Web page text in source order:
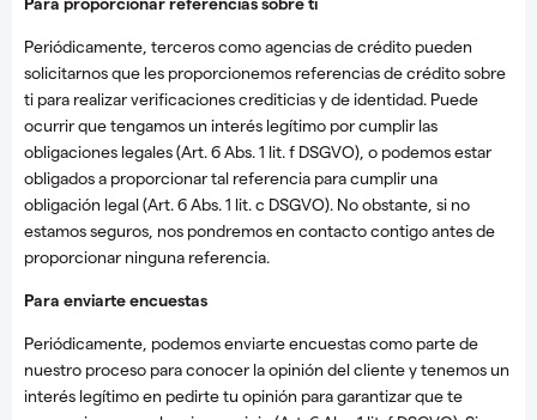
Periódicamente, terceros como agencias de crédito pueden
solicitarnos que les proporcionemos referencias de crédito sobre
ti para realizar verificaciones crediticias y de identidad. Puede
ocurrir que tengamos un interés legítimo por cumplir las
obligaciones legales (Art. 6 Abs. 1 lit. f DSGVO), o podemos estar
obligados a proporcionar tal referencia para cumplir una
obligación legal (Art. 6 Abs. 1 lit. c DSGVO). No obstante, si no
estamos seguros, nos pondremos en contacto contigo antes de
proporcionar ninguna referencia.
Para enviarte encuestas
Periódicamente, podemos enviarte encuestas como parte de
nuestro proceso para conocer la opinión del cliente y tenemos un
interés legítimo en pedirte tu opinión para garantizar que te